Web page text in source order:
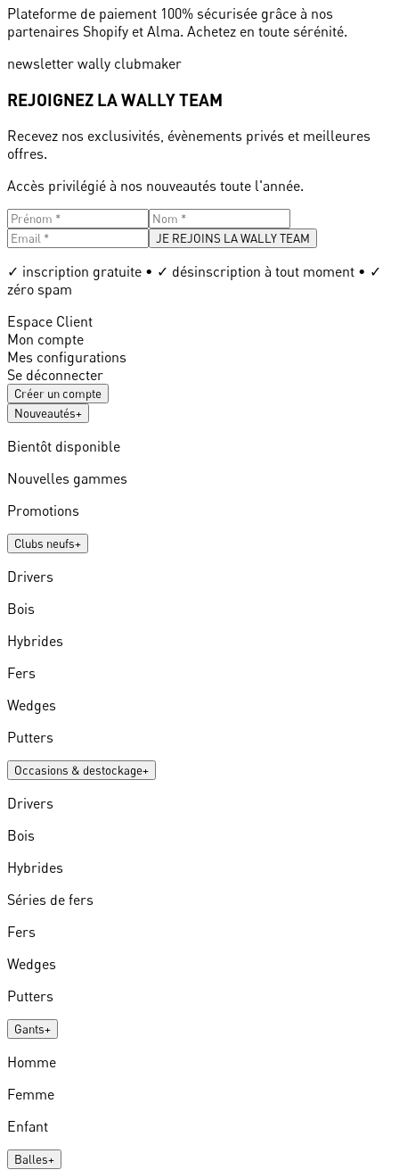
Plateforme de paiement 100% sécurisée grâce à nos
partenaires Shopify et Alma. Achetez en toute sérénité.
newsletter wally clubmaker
REJOIGNEZ LA WALLY TEAM
Recevez nos exclusivités, évènements privés et meilleures
offres.
Accès privilégié à nos nouveautés toute l'année.
JE REJOINS LA WALLY TEAM
✓ inscription gratuite • ✓ désinscription à tout moment • ✓
zéro spam
Espace Client
Mon compte
Mes configurations
Se déconnecter
Créer un compte
Nouveautés+
Bientôt disponible
Nouvelles gammes
Promotions
Clubs neufs+
Drivers
Bois
Hybrides
Fers
Wedges
Putters
Occasions & destockage+
Drivers
Bois
Hybrides
Séries de fers
Fers
Wedges
Putters
Gants+
Homme
Femme
Enfant
Balles+